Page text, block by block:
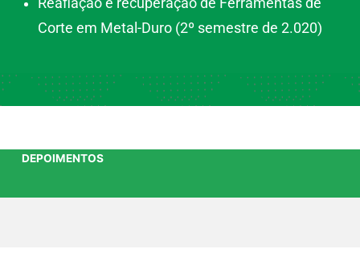
Reafiação e recuperação de Ferramentas de
Corte em Metal-Duro (2º semestre de 2.020)
DEPOIMENTOS